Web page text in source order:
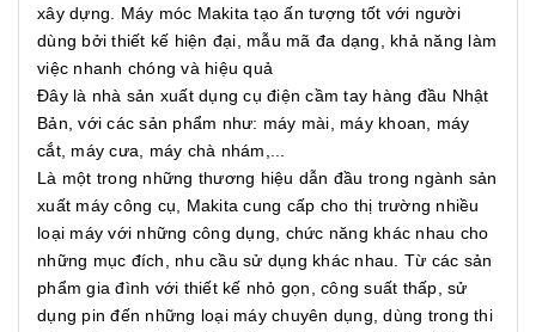
xây dựng. Máy móc Makita tạo ấn tượng tốt với người
dùng bởi thiết kế hiện đại, mẫu mã đa dạng, khả năng làm
việc nhanh chóng và hiệu quả
Đây là nhà sản xuất dụng cụ điện cầm tay hàng đầu Nhật
Bản, với các sản phẩm như: máy mài, máy khoan, máy
cắt, máy cưa, máy chà nhám,...
Là một trong những thương hiệu dẫn đầu trong ngành sản
xuất máy công cụ, Makita cung cấp cho thị trường nhiều
loại máy với những công dụng, chức năng khác nhau cho
những mục đích, nhu cầu sử dụng khác nhau. Từ các sản
phẩm gia đình với thiết kế nhỏ gọn, công suất thấp, sử
dụng pin đến những loại máy chuyên dụng, dùng trong thi